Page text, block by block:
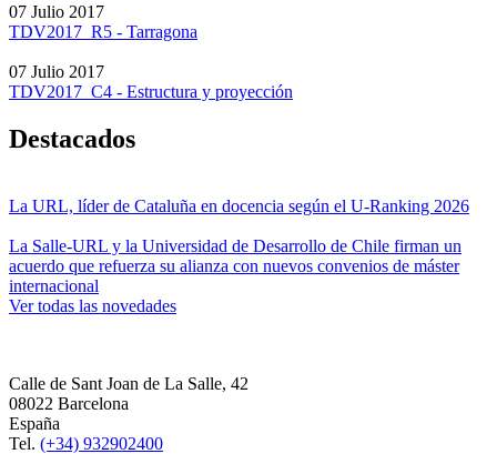
07 Julio 2017
TDV2017_R5 - Tarragona
07 Julio 2017
TDV2017_C4 - Estructura y proyección
Destacados
La URL, líder de Cataluña en docencia según el U-Ranking 2026
La Salle-URL y la Universidad de Desarrollo de Chile firman un
acuerdo que refuerza su alianza con nuevos convenios de máster
internacional
Ver todas las novedades
Calle de Sant Joan de La Salle, 42
08022 Barcelona
España
Tel. (+34) 932902400